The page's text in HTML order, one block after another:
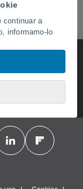
continuar a
informamo-lo
apresentar
Pode recusar
através
tecnologias
dados
e nossas